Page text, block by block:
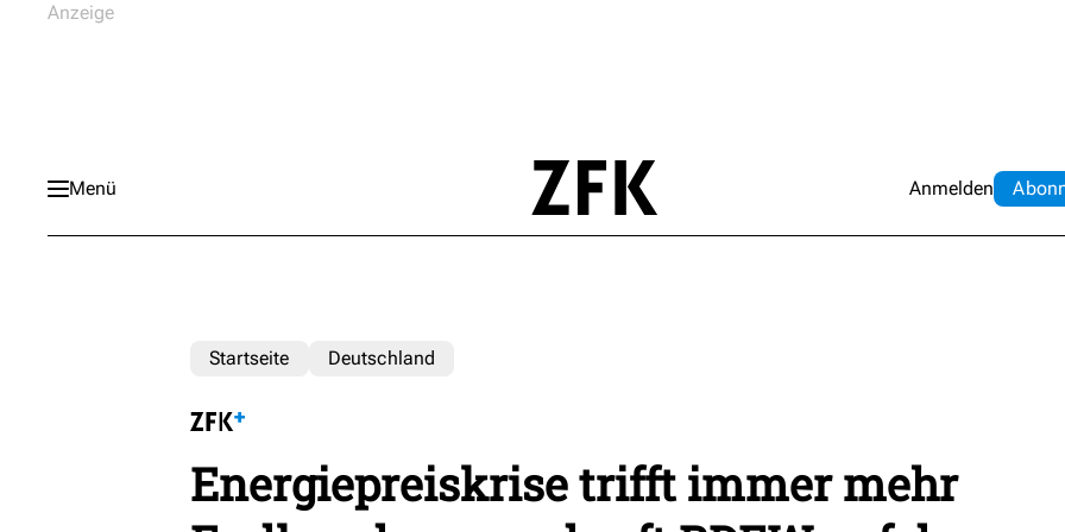
Menü Anmelden Abo
Startseite Deutschland
Energiepreiskrise trifft immer mehr